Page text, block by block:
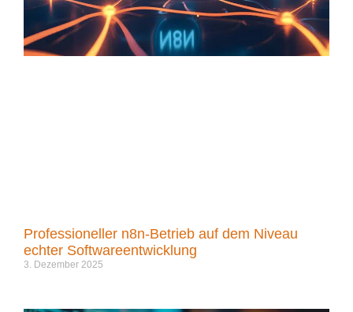
Professioneller n8n-Betrieb auf dem Niveau
echter Softwareentwicklung
3. Dezember 2025